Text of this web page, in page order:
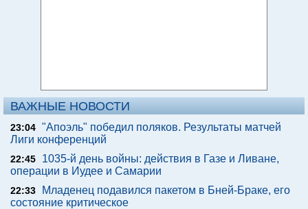
ВАЖНЫЕ НОВОСТИ
23:04 "Апоэль" победил поляков. Результаты матчей
Лиги конференций
22:45
1035-й день войны: действия в Газе и Ливане,
операции в Иудее и Самарии
22:33
Младенец подавился пакетом в Бней-Браке, его
состояние критическое